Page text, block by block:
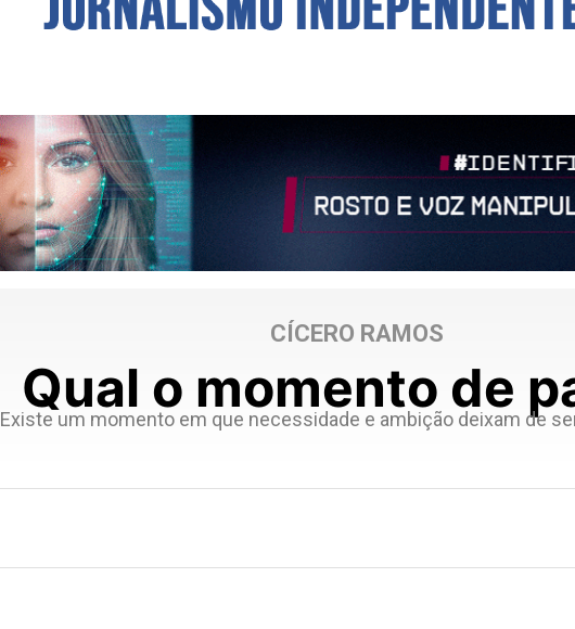
CÍCERO RAMOS
Qual o momento de
Existe um momento em que necessidade e ambição deixam de